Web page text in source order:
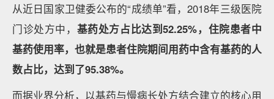
从近日国家卫健委公布的“成绩单”看，2018年三级医院
门诊处方中， 基药处方占比达到52.25%，住院患者中
基药使用率，也就是患者住院期间用药中含有基药的人
数占比，达到了95.38%。
而据业界分析，以基药与慢病长处方结合建立的核心用